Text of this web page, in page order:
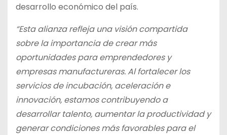
desarrollo económico del país.
“Esta alianza refleja una visión compartida
sobre la importancia de crear más
oportunidades para emprendedores y
empresas manufactureras. Al fortalecer los
servicios de incubación, aceleración e
innovación, estamos contribuyendo a
desarrollar talento, aumentar la productividad y
generar condiciones más favorables para el